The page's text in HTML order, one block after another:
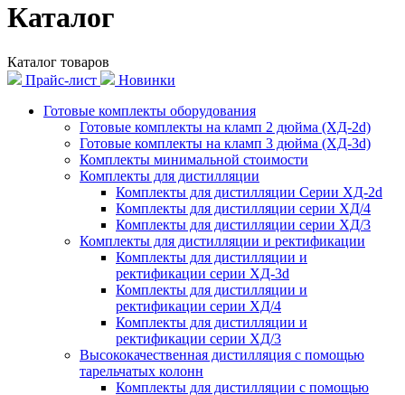
Каталог
Каталог товаров
Прайс-лист
Новинки
Готовые комплекты оборудования
Готовые комплекты на кламп 2 дюйма (ХД-2d)
Готовые комплекты на кламп 3 дюйма (ХД-3d)
Комплекты минимальной стоимости
Комплекты для дистилляции
Комплекты для дистилляции Серии ХД-2d
Комплекты для дистилляции серии ХД/4
Комплекты для дистилляции серии ХД/3
Комплекты для дистилляции и ректификации
Комплекты для дистилляции и
ректификации серии ХД-3d
Комплекты для дистилляции и
ректификации серии ХД/4
Комплекты для дистилляции и
ректификации серии ХД/3
Высококачественная дистилляция с помощью
тарельчатых колонн
Комплекты для дистилляции с помощью